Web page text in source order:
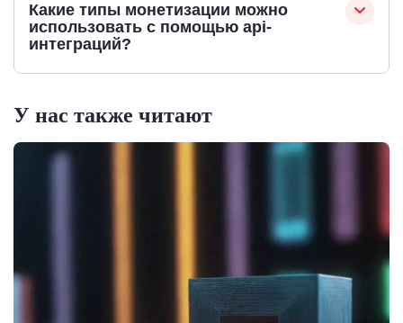
Какие типы монетизации можно
использовать с помощью api-
интеграций?
У нас также читают